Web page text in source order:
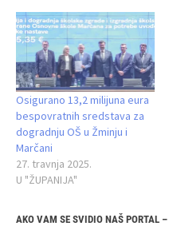
Osigurano 13,2 milijuna eura
bespovratnih sredstava za
dogradnju OŠ u Žminju i
Marčani
27. travnja 2025.
U "ŽUPANIJA"
AKO VAM SE SVIDIO NAŠ PORTAL –